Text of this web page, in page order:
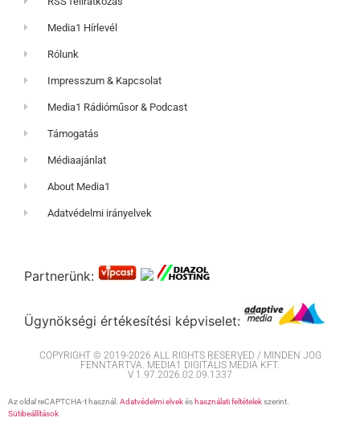
Media1 Hírlevél
Rólunk
Impresszum & Kapcsolat
Media1 Rádióműsor & Podcast
Támogatás
Médiaajánlat
About Media1
Adatvédelmi irányelvek
Partnerünk:
Ügynökségi értékesítési képviselet:
COPYRIGHT © 2019-2026 ALL RIGHTS RESERVED / MINDEN JOG
FENNTARTVA. MEDIA1 DIGITÁLIS MÉDIA KFT.
V 1.97.2026.02.09.1337
Az oldal reCAPTCHA-t használ. Adatvédelmi elvekés használati feltételekszerint.
Sütibeállítások